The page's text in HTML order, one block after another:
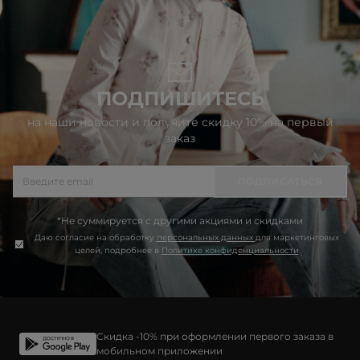
ПОДПИШИТЕСЬ
на наши новости и получите скидку 10% на первый
заказ
*Не суммируется с другими акциями и скидками
Даю согласие на обработку персональных данных для маркетинговых
целей, подробнее в Политике конфиденциальности
Скидка -10% при оформлении первого заказа в
мобильном приложении